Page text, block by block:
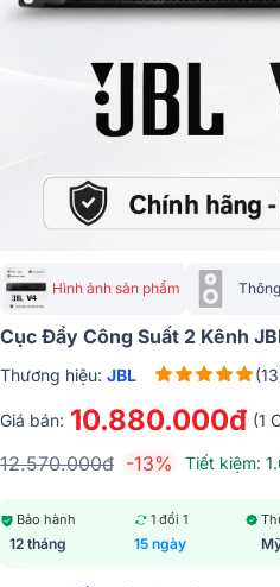
Hình ảnh sản phẩm
Cục Đẩy Công Suất 2 Kênh
Thương hiệu: JBL
Giá bán: 10.880.000đ (1
12.570.000đ -13% Tiết kiệm:
Bảo hành
12 tháng
1 đổi 1
15 ngày